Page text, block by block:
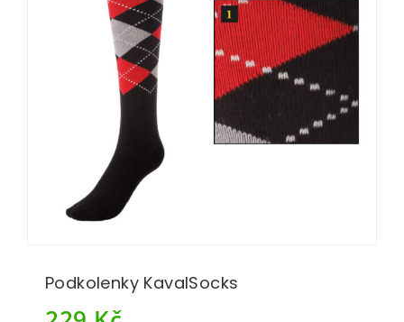
Podkolenky KavalSocks